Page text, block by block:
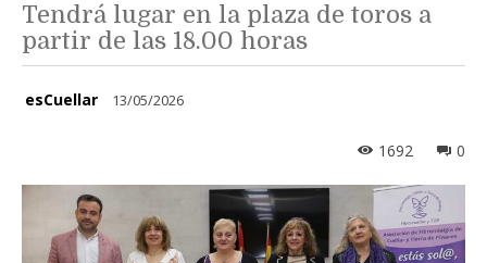
Tendrá lugar en la plaza de toros a
partir de las 18.00 horas
esCuellar 13/05/2026
0
1692